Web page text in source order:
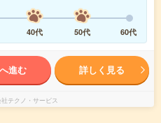
40代 50代 60代
進む 詳しく見る
テクノ・サービス